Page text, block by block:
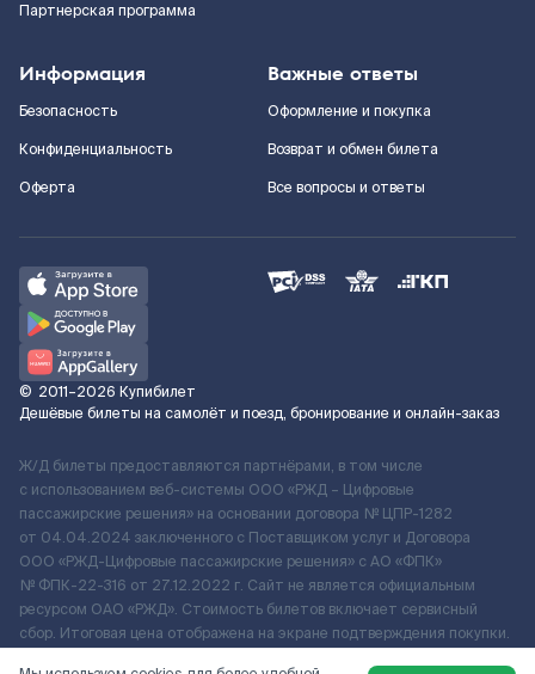
Партнерская программа
Информация
Безопасность
Конфиденциальность
Оферта
Важные ответы
Оформление и покупка
Возврат и обмен билета
Все вопросы и ответы
© 2011–2026 Купибилет
Дешёвые билеты на самолёт и поезд, бронирование и онлайн-заказ
Ж/Д билеты предоставляются партнёрами, в том числе
с использованием веб-системы ООО «РЖД – Цифровые
пассажирские решения» на основании договора № ЦПР-1282
от 04.04.2024 заключенного с Поставщиком услуг и Договора
ООО «РЖД-Цифровые пассажирские решения» c АО «ФПК»
№ ФПК-22-316 от 27.12.2022 г. Сайт не является официальным
ресурсом ОАО «РЖД». Стоимость билетов включает сервисный
сбор. Итоговая цена отображена на экране подтверждения покупки.